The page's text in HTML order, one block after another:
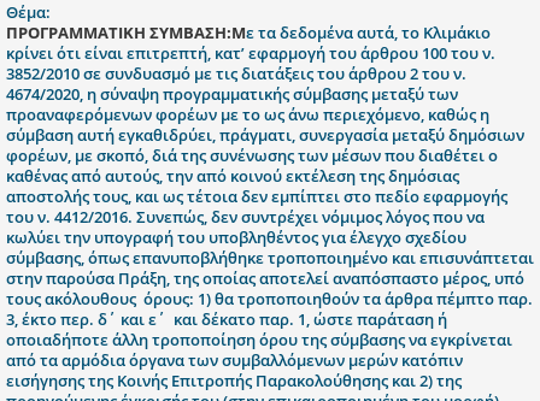
Θέμα:
ΠΡΟΓΡΑΜΜΑΤΙΚΗ ΣΥΜΒΑΣΗ:Με τα δεδομένα αυτά, το Κλιμάκιο
κρίνει ότι είναι επιτρεπτή, κατ’ εφαρμογή του άρθρου 100 του ν.
3852/2010 σε συνδυασμό με τις διατάξεις του άρθρου 2 του ν.
4674/2020, η σύναψη προγραμματικής σύμβασης μεταξύ των
προαναφερόμενων φορέων με το ως άνω περιεχόμενο, καθώς η
σύμβαση αυτή εγκαθιδρύει, πράγματι, συνεργασία μεταξύ δημόσιων
φορέων, με σκοπό, διά της συνένωσης των μέσων που διαθέτει ο
καθένας από αυτούς, την από κοινού εκτέλεση της δημόσιας
αποστολής τους, και ως τέτοια δεν εμπίπτει στο πεδίο εφαρμογής
του ν. 4412/2016. Συνεπώς, δεν συντρέχει νόμιμος λόγος που να
κωλύει την υπογραφή του υποβληθέντος για έλεγχο σχεδίου
σύμβασης, όπως επανυποβλήθηκε τροποποιημένο και επισυνάπτεται
στην παρούσα Πράξη, της οποίας αποτελεί αναπόσπαστο μέρος, υπό
τους ακόλουθους όρους: 1) θα τροποποιηθούν τα άρθρα πέμπτο παρ.
3, έκτο περ. δ΄ και ε΄ και δέκατο παρ. 1, ώστε παράταση ή
οποιαδήποτε άλλη τροποποίηση όρου της σύμβασης να εγκρίνεται
από τα αρμόδια όργανα των συμβαλλόμενων μερών κατόπιν
εισήγησης της Κοινής Επιτροπής Παρακολούθησης και 2) της